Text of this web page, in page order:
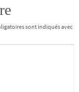
sont indiqués avec